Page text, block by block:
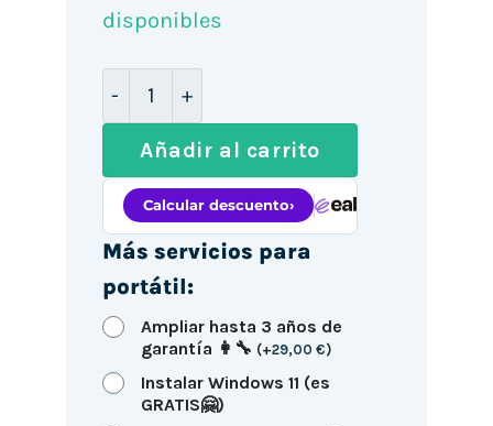
disponibles
Lenovo ThinkBook 14 G6 IRL 14" / i7-
Añadir al carrito
Más servicios para
portátil:
Ampliar hasta 3 años de
garantía 👩‍🔧 (+29,00 €)
Instalar Windows 11 (es
GRATIS🤗)